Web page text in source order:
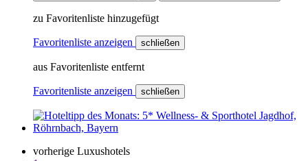
zu Favoritenliste hinzugefügt
Favoritenliste anzeigen schließen
aus Favoritenliste entfernt
Favoritenliste anzeigen schließen
vorherige Luxushotels